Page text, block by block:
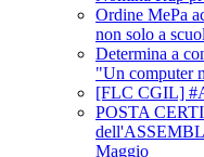
Ordine MePa
non solo a
Determina a
"Un computer
[FLC CGIL]
POSTA
Maggio